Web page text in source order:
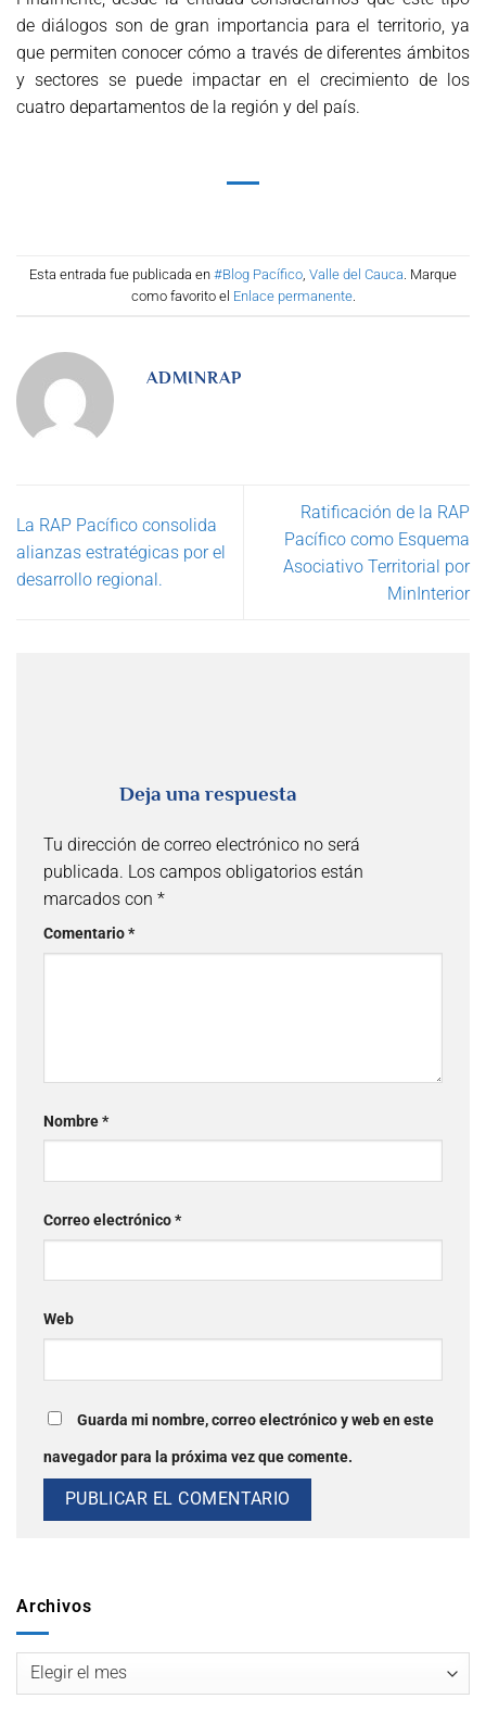
Archivos
de diálogos son de gran importancia para el territorio, ya
que permiten conocer cómo a través de diferentes ámbitos
y sectores se puede impactar en el crecimiento de los
cuatro departamentos de la región y del país.
Esta entrada fue publicada en #Blog Pacífico Valle del Cauca . Marque
como favorito el Enlace permanente.
ADMINRAP
La RAP Pacífico consolida
alianzas estratégicas por el
desarrollo regional.
Ratificación de la RAP
Pacífico como Esquema
Asociativo Territorial por
MinInterior
Deja una respuesta
Tu dirección de correo electrónico no será
publicada. Los campos obligatorios están
marcados con *
Comentario*
Nombre*
Correo electrónico*
Web
Guarda mi nombre, correo electrónico y web en este
navegador para la próxima vez que comente.